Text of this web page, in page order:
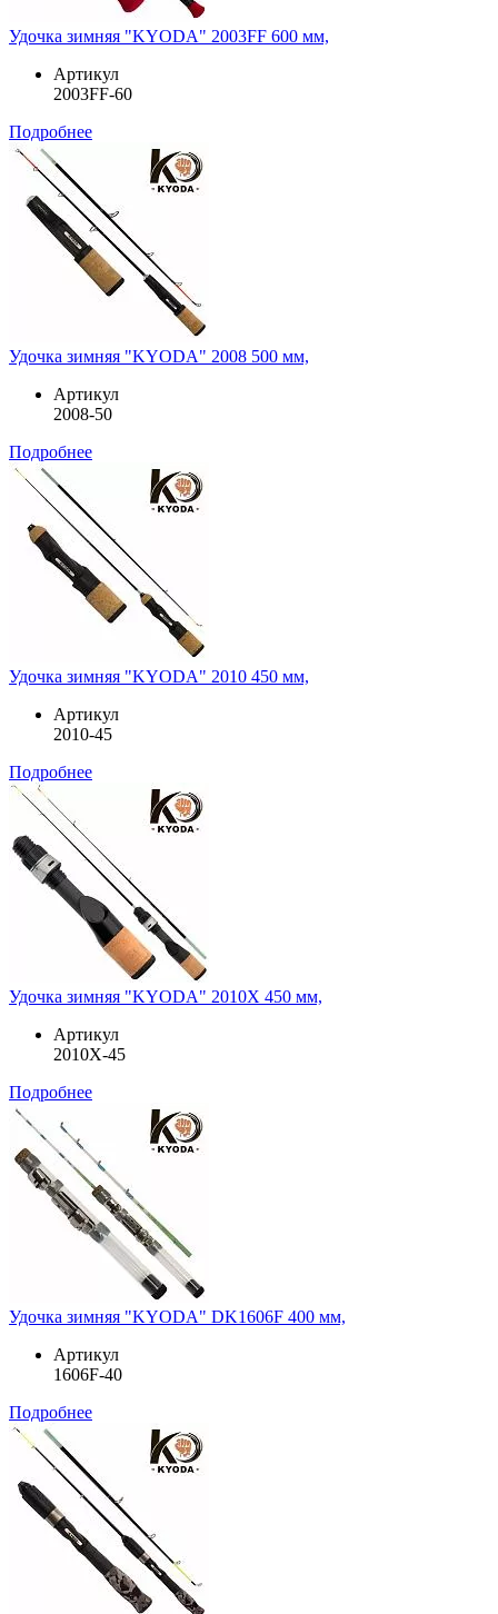
Удочка зимняя "KYODA" 2003FF 600 мм,
Артикул
2003FF-60
Подробнее
Удочка зимняя "KYODA" 2008 500 мм,
Артикул
2008-50
Подробнее
Удочка зимняя "KYODA" 2010 450 мм,
Артикул
2010-45
Подробнее
Удочка зимняя "KYODA" 2010X 450 мм,
Артикул
2010X-45
Подробнее
Удочка зимняя "KYODA" DK1606F 400 мм,
Артикул
1606F-40
Подробнее